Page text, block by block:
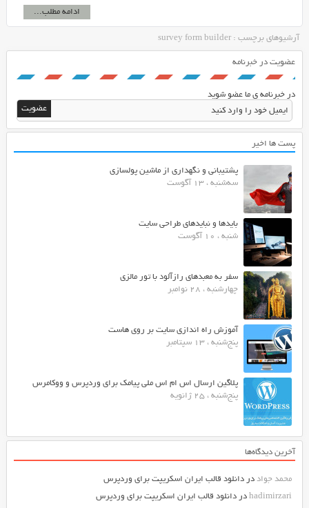
ادامه مطلب...
آرشیوهای برچسب : survey form builder
عضویت در خبرنامه
در خبرنامه ی ما عضو شوید
پست ها اخیر
پشتیبانی و نگهداری از ماشین پولسازی
سه‌شنبه ، 13 آگوست
بایدها و نبایدهای طراحی سایت
شنبه ، 10 آگوست
سفر به معبدهای رازآلود با تور مالزی
چهارشنبه ، 28 نوامبر
آموزش راه اندازی سایت بر روی هاست
پنج‌شنبه ، 13 سپتامبر
پلاگین ارسال اس ام اس ملی پیامک برای وردپرس و ووکامرس
پنج‌شنبه ، 25 ژانویه
آخرین دیدگاه‌ها
محمد جواددر دانلود قالب ایران اسکریپت برای وردپرس
hadimirzariدر دانلود قالب ایران اسکریپت برای وردپرس